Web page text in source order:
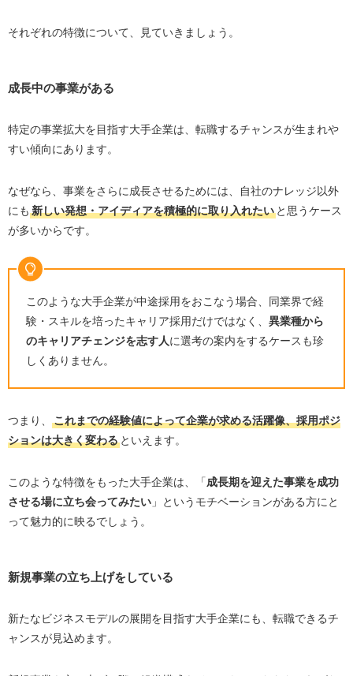
それぞれの特徴について、見ていきましょう。
成長中の事業がある
特定の事業拡大を目指す大手企業は、転職するチャンスが生まれや
すい傾向にあります。
なぜなら、事業をさらに成長させるためには、自社のナレッジ以外
にも 新しい発想・アイディアを積極的に取り入れたいと思うケース
が多いからです。
このような大手企業が中途採用をおこなう場合、同業界で経
験・スキルを培ったキャリア採用だけではなく、 異業種から
のキャリアチェンジを志す人に選考の案内をするケースも珍
しくありません。
つまり、
これまでの経験値によって企業が求める活躍像、採用ポジ
ションは大きく変わるといえます。
このような特徴をもった大手企業は、「成長期を迎えた事業を成功
させる場に立ち会ってみたい」というモチベーションがある方にと
って魅力的に映るでしょう。
新規事業の立ち上げをしている
新たなビジネスモデルの展開を目指す大手企業にも、転職できるチ
ャンスが見込めます。